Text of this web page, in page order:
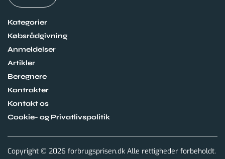
Kategorier
Købsrådgivning
Anmeldelser
Artikler
Beregnere
Kontrakter
Kontakt os
Cookie- og Privatlivspolitik
Copyright © 2026 forbrugsprisen.dk Alle rettigheder forbeholdt.